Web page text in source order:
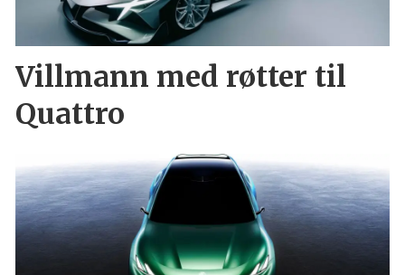
Villmann med røtter til
Quattro